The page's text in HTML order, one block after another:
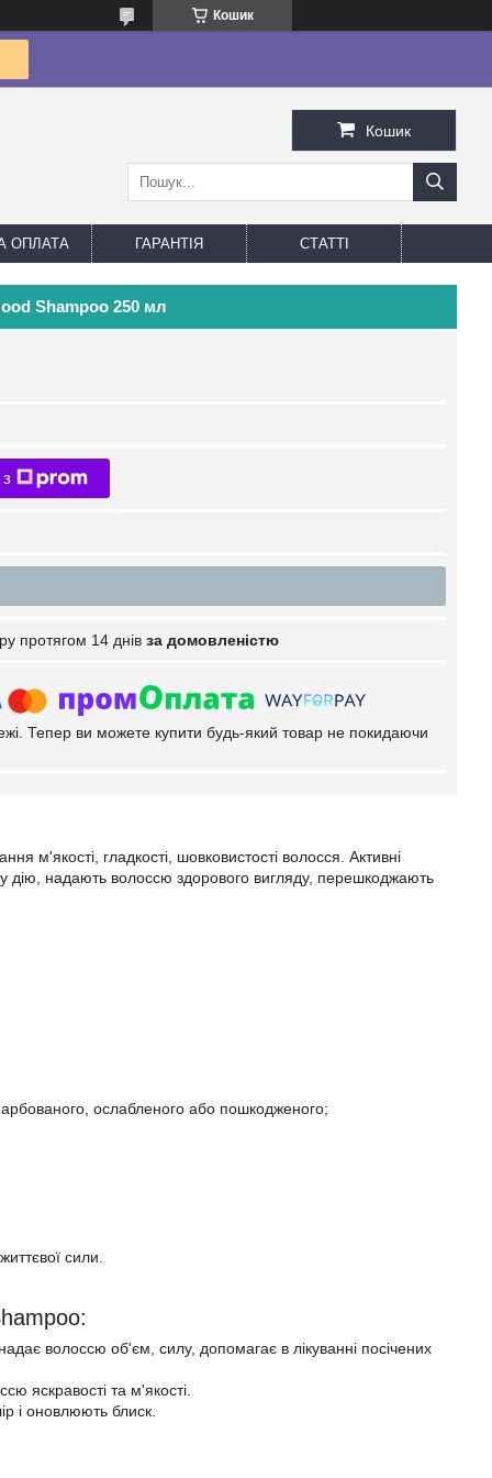
Кошик
Кошик
ОПЛАТА ГАРАНТІЯ СТАТТІ
Shampoo 250 мл
протягом 14 днів за домовленістю
Тепер ви можете купити будь-який товар не покидаючи
м'якості, гладкості, шовковистості волосся. Активні
дію, надають волоссю здорового вигляду, перешкоджають
ослабленого або пошкодженого;
сили.
волоссю об'єм, силу, допомагає в лікуванні посічених
яскравості та м'якості.
і оновлюють блиск.